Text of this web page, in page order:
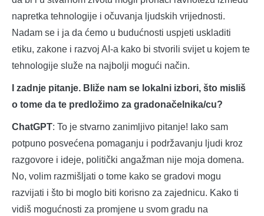
napretka tehnologije i očuvanja ljudskih vrijednosti.
Nadam se i ja da ćemo u budućnosti uspjeti uskladiti
etiku, zakone i razvoj AI-a kako bi stvorili svijet u kojem te
tehnologije služe na najbolji mogući način.
I zadnje pitanje. Bliže nam se lokalni izbori, što misliš
o tome da te predložimo za gradonačelnika/cu?
ChatGPT: To je stvarno zanimljivo pitanje! Iako sam
potpuno posvećena pomaganju i podržavanju ljudi kroz
razgovore i ideje, politički angažman nije moja domena.
No, volim razmišljati o tome kako se gradovi mogu
razvijati i što bi moglo biti korisno za zajednicu. Kako ti
vidiš mogućnosti za promjene u svom gradu na